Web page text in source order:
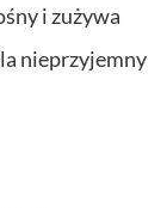
i zużywa
nieprzyjemny